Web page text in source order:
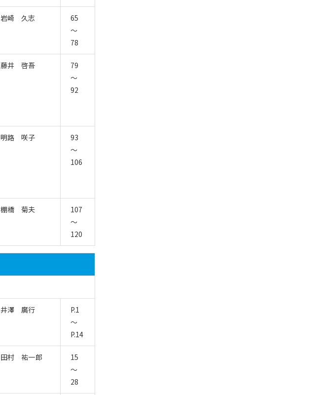
岩崎 久志
65
～
78
藤井 啓吾
79
～
92
明路 咲子
93
～
106
棚橋 菊夫
107
～
120
井澤 廣行
P.1
～
P.14
田村 祐一郎
15
～
28